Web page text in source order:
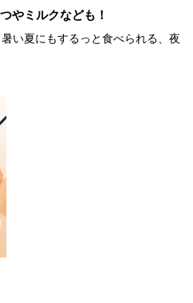
やミルクなども！
い夏にもするっと食べられる、夜